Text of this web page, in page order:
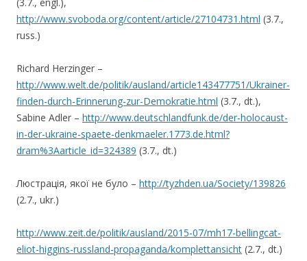
http://www.svoboda.org/content/article/27104731.html (3.7.,
russ.)
Richard Herzinger –
http://www.welt.de/politik/ausland/article143477751/Ukrainer-
finden-durch-Erinnerung-zur-Demokratie.html (3.7., dt.),
Sabine Adler – http://www.deutschlandfunk.de/der-holocaust-
in-der-ukraine-spaete-denkmaeler.1773.de.html?
dram%3Aarticle_id=324389 (3.7., dt.)
Люстрація, якої не було – http://tyzhden.ua/Society/139826
(2.7., ukr.)
http://www.zeit.de/politik/ausland/2015-07/mh17-bellingcat-
eliot-higgins-russland-propaganda/komplettansicht (2.7., dt.)